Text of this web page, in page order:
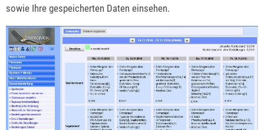
sowie Ihre gespeicherten Daten einsehen.